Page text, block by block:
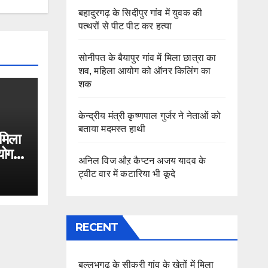
बहादुरगढ़ के सिदीपुर गांव में युवक की
पत्थरों से पीट पीट कर हत्या
सोनीपत के बैयापुर गांव में मिला छात्रा का
शव, महिला आयोग को ऑनर किलिंग का
शक
केन्द्रीय मंत्री कृष्णपाल गुर्जर ने नेताओं को
बताया मदमस्त हाथी
अनिल विज औऱ कैप्टन अजय यादव के
ट्वीट वार में कटारिया भी कूदे
RECENT
बल्लभगढ़ के सीकरी गांव के खेतों में मिला